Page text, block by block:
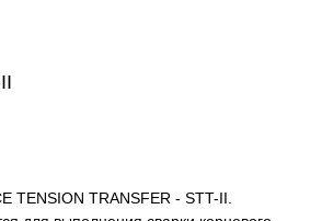
TENSION TRANSFER - STT-II.